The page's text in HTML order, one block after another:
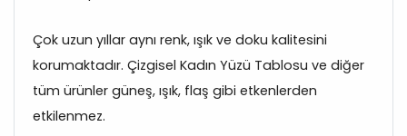
Çok uzun yıllar aynı renk, ışık ve doku kalitesini
korumaktadır. Çizgisel Kadın Yüzü Tablosu ve diğer
tüm ürünler güneş, ışık, flaş gibi etkenlerden
etkilenmez.